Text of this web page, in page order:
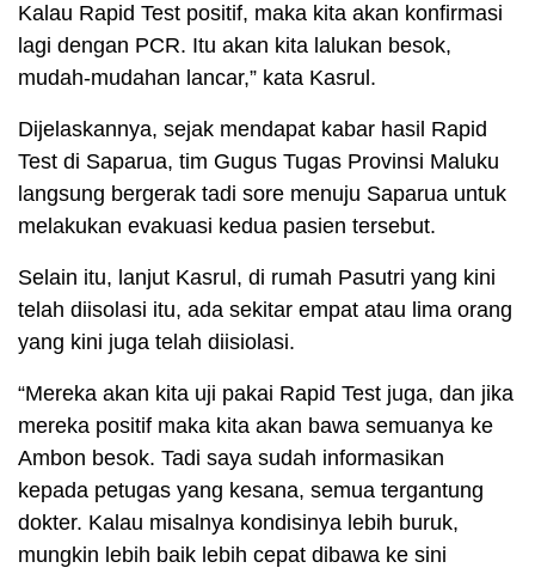
Kalau Rapid Test positif, maka kita akan konfirmasi
lagi dengan PCR. Itu akan kita lalukan besok,
mudah-mudahan lancar,” kata Kasrul.
Dijelaskannya, sejak mendapat kabar hasil Rapid
Test di Saparua, tim Gugus Tugas Provinsi Maluku
langsung bergerak tadi sore menuju Saparua untuk
melakukan evakuasi kedua pasien tersebut.
Selain itu, lanjut Kasrul, di rumah Pasutri yang kini
telah diisolasi itu, ada sekitar empat atau lima orang
yang kini juga telah diisiolasi.
“Mereka akan kita uji pakai Rapid Test juga, dan jika
mereka positif maka kita akan bawa semuanya ke
Ambon besok. Tadi saya sudah informasikan
kepada petugas yang kesana, semua tergantung
dokter. Kalau misalnya kondisinya lebih buruk,
mungkin lebih baik lebih cepat dibawa ke sini